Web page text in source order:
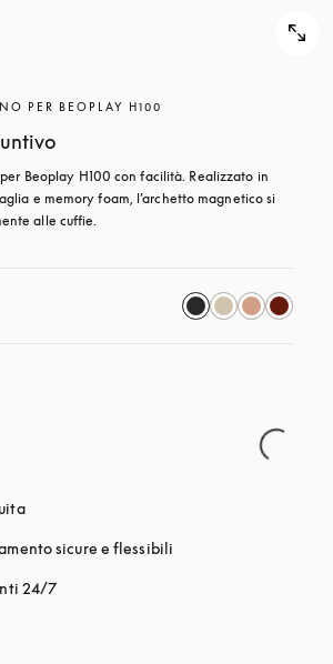
PER BEOPLAY H100
Beoplay H100 con facilità. Realizzato in
e memory foam, l’archetto magnetico si
alle cuffie.
si apre in una nuova finestra
sicure e flessibili
24/7